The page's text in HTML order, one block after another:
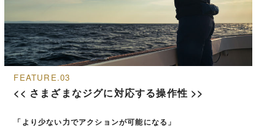
FEATURE.03
<< さまざまなジグに対応する操作性 >>
「より少ない力でアクションが可能になる」